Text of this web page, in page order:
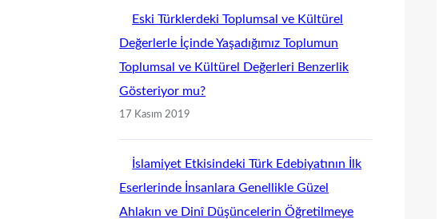
Eski Türklerdeki Toplumsal ve Kültürel
Değerlerle İçinde Yaşadığımız Toplumun
Toplumsal ve Kültürel Değerleri Benzerlik
Gösteriyor mu?
17 Kasım 2019
İslamiyet Etkisindeki Türk Edebiyatının İlk
Eserlerinde İnsanlara Genellikle Güzel
Ahlakın ve Dinî Düşüncelerin Öğretilmeye